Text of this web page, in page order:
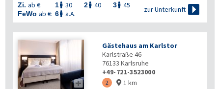
Zi. ab €: 1 30 2 40 3 45
FeWo ab €: 6 a.A.
zur Unterkunft 

Gästehaus am Karlstor
Karlstraße 46
76133 Karlsruhe
+49-721-3523000
2  1 km